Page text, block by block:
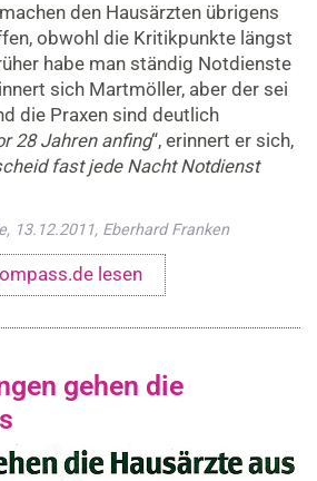
den Hausärzten übrigens
obwohl die Kritikpunkte längst
habe man ständig Notdienste
sich Martmöller, aber der sei
die Praxen sind deutlich
28 Jahren anfing“, erinnert er sich,
fast jede Nacht Notdienst
13.12.2011, Eberhard Franken
lesen
gehen die